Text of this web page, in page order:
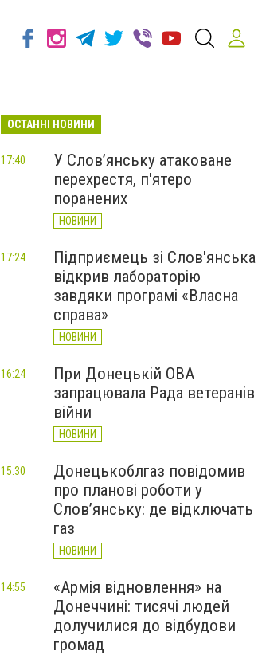
ОСТАННІ НОВИНИ
У Слов’янську атаковане
перехрестя, п'ятеро
поранених
НОВИНИ
17:40
Підприємець зі Слов'янська
відкрив лабораторію
завдяки програмі «Власна
справа»
НОВИНИ
17:24
При Донецькій ОВА
запрацювала Рада ветеранів
війни
НОВИНИ
16:24
Донецькоблгаз повідомив
про планові роботи у
Слов’янську: де відключать
газ
НОВИНИ
15:30
«Армія відновлення» на
Донеччині: тисячі людей
долучилися до відбудови
громад
14:55